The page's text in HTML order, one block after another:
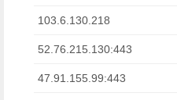
103.6.130.218
52.76.215.130:443
47.91.155.99:443